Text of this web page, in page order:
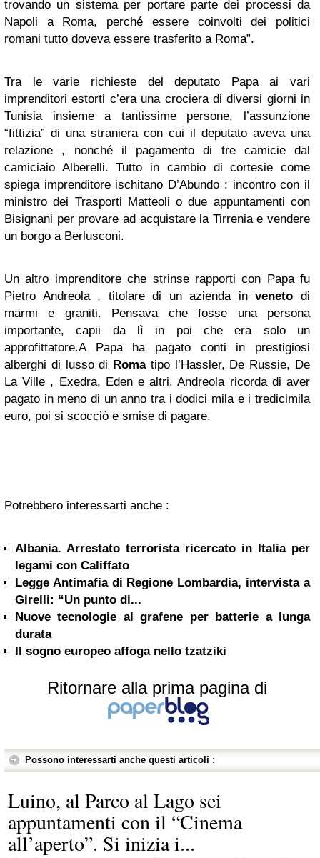
trovando un sistema per portare parte dei processi da
Napoli a Roma, perché essere coinvolti dei politici
romani tutto doveva essere trasferito a Roma”.
Tra le varie richieste del deputato Papa ai vari
imprenditori estorti c’era una crociera di diversi giorni in
Tunisia insieme a tantissime persone, l’assunzione
“fittizia” di una straniera con cui il deputato aveva una
relazione , nonché il pagamento di tre camicie dal
camiciaio Alberelli. Tutto in cambio di cortesie come
spiega imprenditore ischitano D’Abundo : incontro con il
ministro dei Trasporti Matteoli o due appuntamenti con
Bisignani per provare ad acquistare la Tirrenia e vendere
un borgo a Berlusconi.
Un altro imprenditore che strinse rapporti con Papa fu
Pietro Andreola , titolare di un azienda inveneto di
marmi e graniti. Pensava che fosse una persona
importante, capii da lì in poi che era solo un
approfittatore.A Papa ha pagato conti in prestigiosi
alberghi di lusso di Romatipo l’Hassler, De Russie, De
La Ville , Exedra, Eden e altri. Andreola ricorda di aver
pagato in meno di un anno tra i dodici mila e i tredicimila
euro, poi si scocciò e smise di pagare.
Potrebbero interessarti anche :
Albania. Arrestato terrorista ricercato in Italia per
legami con Califfato
Legge Antimafia di Regione Lombardia, intervista a
Girelli: “Un punto di...
Nuove tecnologie al grafene per batterie a lunga
durata
Il sogno europeo affoga nello tzatziki
Ritornare alla prima pagina di
Possono interessarti anche questi articoli :
Luino, al Parco al Lago sei
appuntamenti con il “Cinema
all’aperto”. Si inizia i...